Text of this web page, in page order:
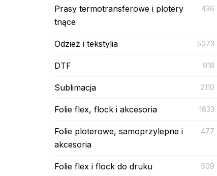
Prasy termotransferowe i plotery
tnące
436
Odzież i tekstylia 5073
DTF 918
Sublimacja 2110
Folie flex, flock i akcesoria 1633
Folie ploterowe, samoprzylepne i
akcesoria
477
Folie flex i flock do druku
509